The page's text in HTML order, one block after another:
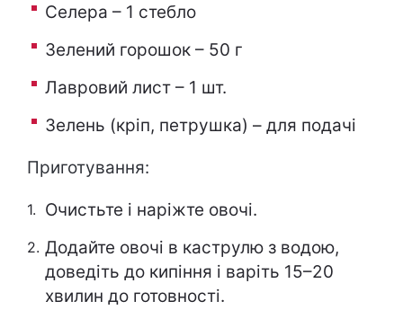
Селера – 1 стебло
Зелений горошок – 50 г
Лавровий лист – 1 шт.
Зелень (кріп, петрушка) – для подачі
Приготування:
Очистьте і наріжте овочі.
Додайте овочі в каструлю з водою,
доведіть до кипіння і варіть 15–20
хвилин до готовності.